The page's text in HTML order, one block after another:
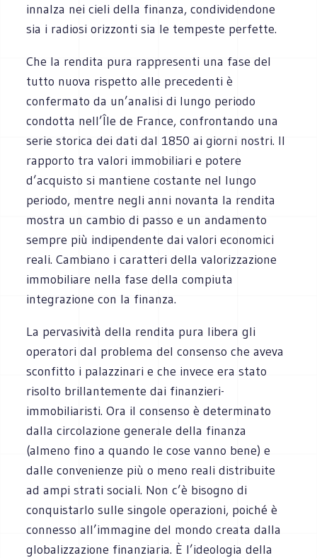
innalza nei cieli della finanza, condividendone
sia i radiosi orizzonti sia le tempeste perfette.
Che la rendita pura rappresenti una fase del
tutto nuova rispetto alle precedenti è
confermato da un’analisi di lungo periodo
condotta nell’Île de France, confrontando una
serie storica dei dati dal 1850 ai giorni nostri. Il
rapporto tra valori immobiliari e potere
d’acquisto si mantiene costante nel lungo
periodo, mentre negli anni novanta la rendita
mostra un cambio di passo e un andamento
sempre più indipendente dai valori economici
reali. Cambiano i caratteri della valorizzazione
immobiliare nella fase della compiuta
integrazione con la finanza.
La pervasività della rendita pura libera gli
operatori dal problema del consenso che aveva
sconfitto i palazzinari e che invece era stato
risolto brillantemente dai finanzieri-
immobiliaristi. Ora il consenso è determinato
dalla circolazione generale della finanza
(almeno fino a quando le cose vanno bene) e
dalle convenienze più o meno reali distribuite
ad ampi strati sociali. Non c’è bisogno di
conquistarlo sulle singole operazioni, poiché è
connesso all’immagine del mondo creata dalla
globalizzazione finanziaria. È l’ideologia della